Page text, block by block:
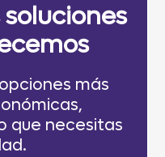
más
que necesitas